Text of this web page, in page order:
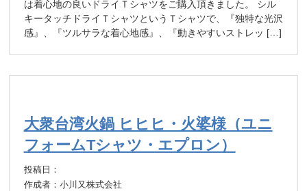
は着心地の良いドライＴシャツをご購入頂きました。 シル
キータッチドライＴシャツというＴシャツで、『独特な光沢
感』、『ツルサラな着心地感』、『動きやすいストレッ […]
大衆台湾火鍋 ヒヒヒ・火婆様（ユニ
フォームTシャツ・エプロン）
投稿日：
作成者：小川又株式会社